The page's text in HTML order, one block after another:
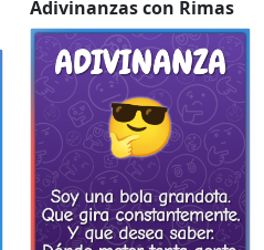
Adivinanzas con Rimas